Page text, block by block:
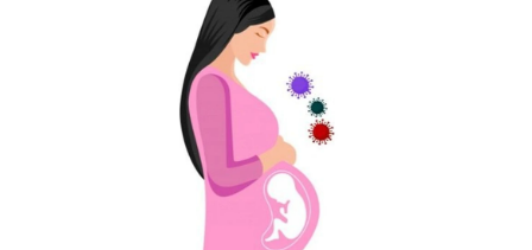
тадбирларидан бохабар бўлгани маъқул.
Қуйида шу ҳақда маълумот берамиз.